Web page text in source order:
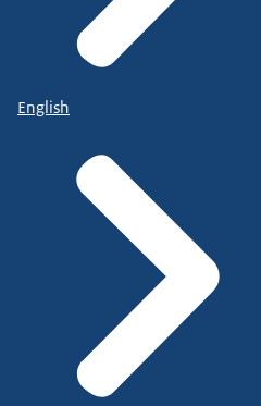
English